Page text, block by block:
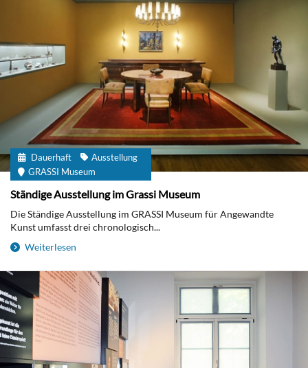
Dauerhaft
Ausstellung
GRASSI Museum
Ständige Ausstellung im Grassi Museum
Die Ständige Ausstellung im GRASSI Museum für Angewandte
Kunst umfasst drei chronologisch...
Weiterlesen